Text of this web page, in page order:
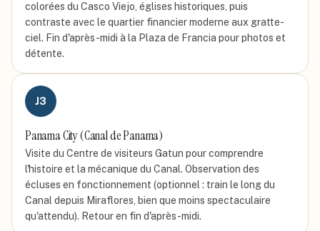
colorées du Casco Viejo, églises historiques, puis
contraste avec le quartier financier moderne aux gratte-
ciel. Fin d'après-midi à la Plaza de Francia pour photos et
détente.
J3
Panama City (Canal de Panama)
Visite du Centre de visiteurs Gatun pour comprendre
l'histoire et la mécanique du Canal. Observation des
écluses en fonctionnement (optionnel : train le long du
Canal depuis Miraflores, bien que moins spectaculaire
qu'attendu). Retour en fin d'après-midi.